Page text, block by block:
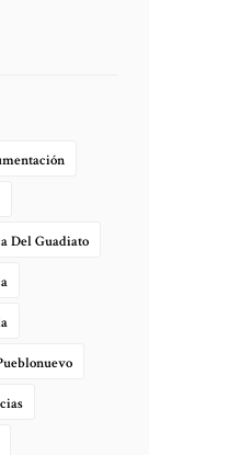
Del Guadiato